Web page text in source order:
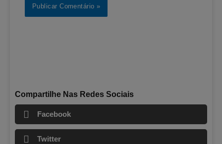
Compartilhe Nas Redes Sociais
Facebook
Twitter